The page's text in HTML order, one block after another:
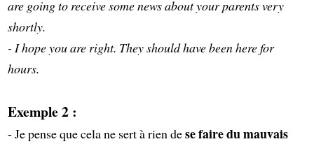
are going to receive some news about your parents very
shortly.
- I hope you are right. They should have been here for
hours.
Exemple 2 :
- Je pense que cela ne sert à rien dese faire du mauvais